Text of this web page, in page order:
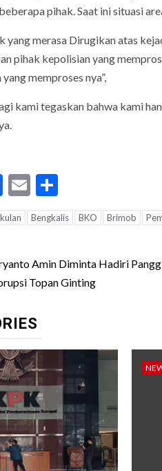
pihak. Saat ini situasi
yang merasa Dirugikan atas
pihak kepolisian yang
memproses nya”,
kami tegaskan bahwa kami
Facebook
Email
Bengkalis BKO Brimob
Amin Diminta Hadiri
Topan Ginting